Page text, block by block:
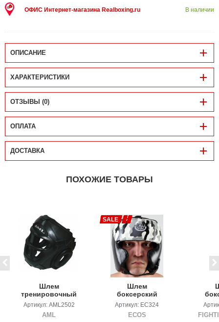
ОФИС Интернет-магазина Realboxing.ru В наличии
ОПИСАНИЕ
ХАРАКТЕРИСТИКИ
ОТЗЫВЫ (0)
ОПЛАТА
ДОСТАВКА
ПОХОЖИЕ ТОВАРЫ
Шлем
тренировочный
AML с маской
Артикул: AML2502
AML
SALE
Шлем
боксерский
ECOS punch
military
Артикул: EC324
ECOS